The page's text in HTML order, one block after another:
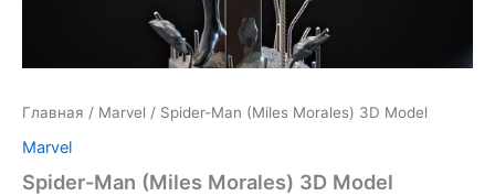
Главная / Marvel / Spider-Man (Miles Morales) 3D Model
Marvel
Spider-Man (Miles Morales) 3D Model